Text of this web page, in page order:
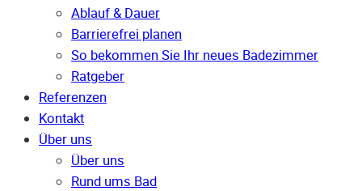
Ablauf & Dauer
Barrierefrei planen
So bekommen Sie Ihr neues Badezimmer
Ratgeber
Referenzen
Kontakt
Über uns
Über uns
Rund ums Bad